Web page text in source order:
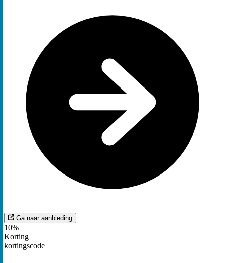
Ga naar aanbieding
10%
Korting
kortingscode